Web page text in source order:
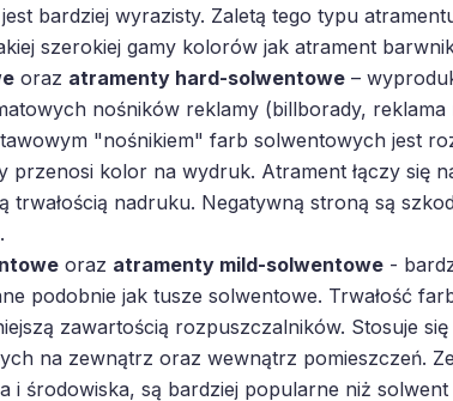
bardziej wyrazisty. Zaletą tego typu
szerokiej gamy kolorów jak atrament
oraz atramenty hard-solwentowe–
nośników reklamy (billborady,
"nośnikiem" farb solwentowych jest
przenosi kolor na wydruk. Atrament łączy się
trwałością nadruku. Negatywną stroną są
oraz atramenty mild-solwentowe-
podobnie jak tusze solwentowe. Trwałość
zawartością rozpuszczalników. Stosuje
na zewnątrz oraz wewnątrz pomieszczeń.
i środowiska, są bardziej popularne niż